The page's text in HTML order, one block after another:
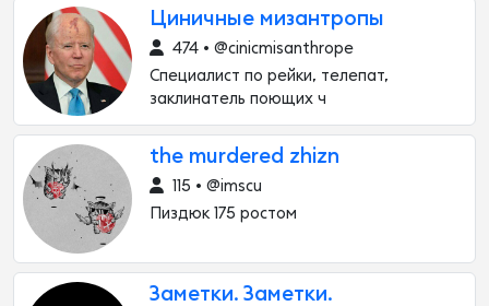
Циничные мизантропы
474 • @cinicmisanthrope
Специалист по рейки, телепат,
заклинатель поющих ч
the murdered zhizn
115 • @imscu
Пиздюк 175 ростом
Заметки. Заметки.